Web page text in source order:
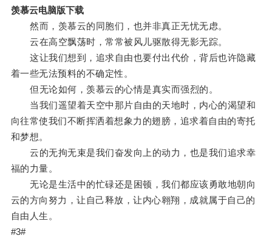
羡慕云电脑版下载
然而，羡慕云的同胞们，也并非真正无忧无虑。
云在高空飘荡时，常常被风儿驱散得无影无踪。
这让我们想到，追求自由也要付出代价，背后也许隐藏
着一些无法预料的不确定性。
但无论如何，羡慕云的心情是真实而强烈的。
当我们遥望着天空中那片自由的天地时，内心的渴望和
向往常使我们不断挥洒着想象力的翅膀，追求着自由的寄托
和梦想。
云的无拘无束是我们奋发向上的动力，也是我们追求幸
福的力量。
无论是生活中的忙碌还是困顿，我们都应该勇敢地朝向
云的方向努力，让自己释放，让内心翱翔，成就属于自己的
自由人生。
#3#